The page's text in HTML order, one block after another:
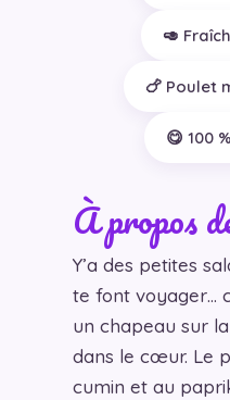
🥑
🍗 Poulet
😋 100
À propos
Y’a des petites
te font voyager…
un chapeau sur
dans le cœur. Le
cumin et au